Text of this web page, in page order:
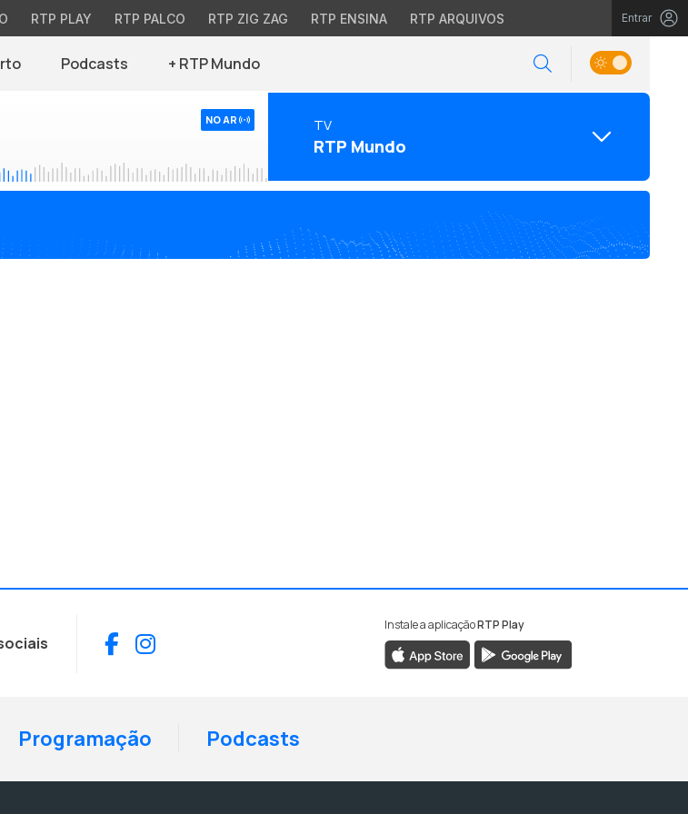
RTP PLAY RTP PALCO RTP ZIG ZAG RTP ENSINA RTP ARQUIVOS Entrar
Podcasts + RTP Mundo
NO AR TV
RTP Mundo
Facebook
Instagram
Instale a aplicaçãoRTP Play
Programação Podcasts